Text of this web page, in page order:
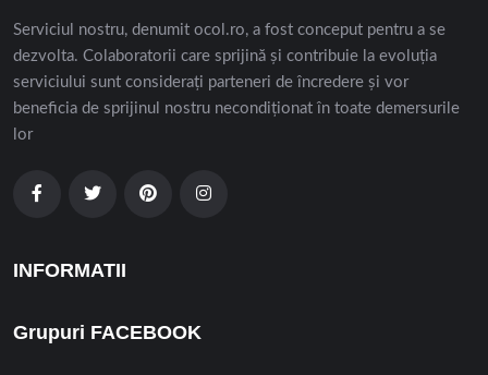
Serviciul nostru, denumit ocol.ro, a fost conceput pentru a se
dezvolta. Colaboratorii care sprijină și contribuie la evoluția
serviciului sunt considerați parteneri de încredere și vor
beneficia de sprijinul nostru necondiționat în toate demersurile
lor
INFORMATII
Grupuri FACEBOOK